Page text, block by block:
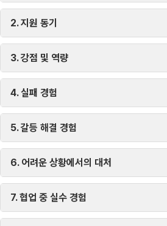
2. 지원 동기
3. 강점 및 역량
4. 실패 경험
5. 갈등 해결 경험
6. 어려운 상황에서의 대처
7. 협업 중 실수 경험